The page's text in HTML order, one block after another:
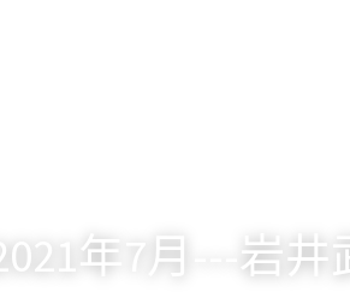
年7月---岩